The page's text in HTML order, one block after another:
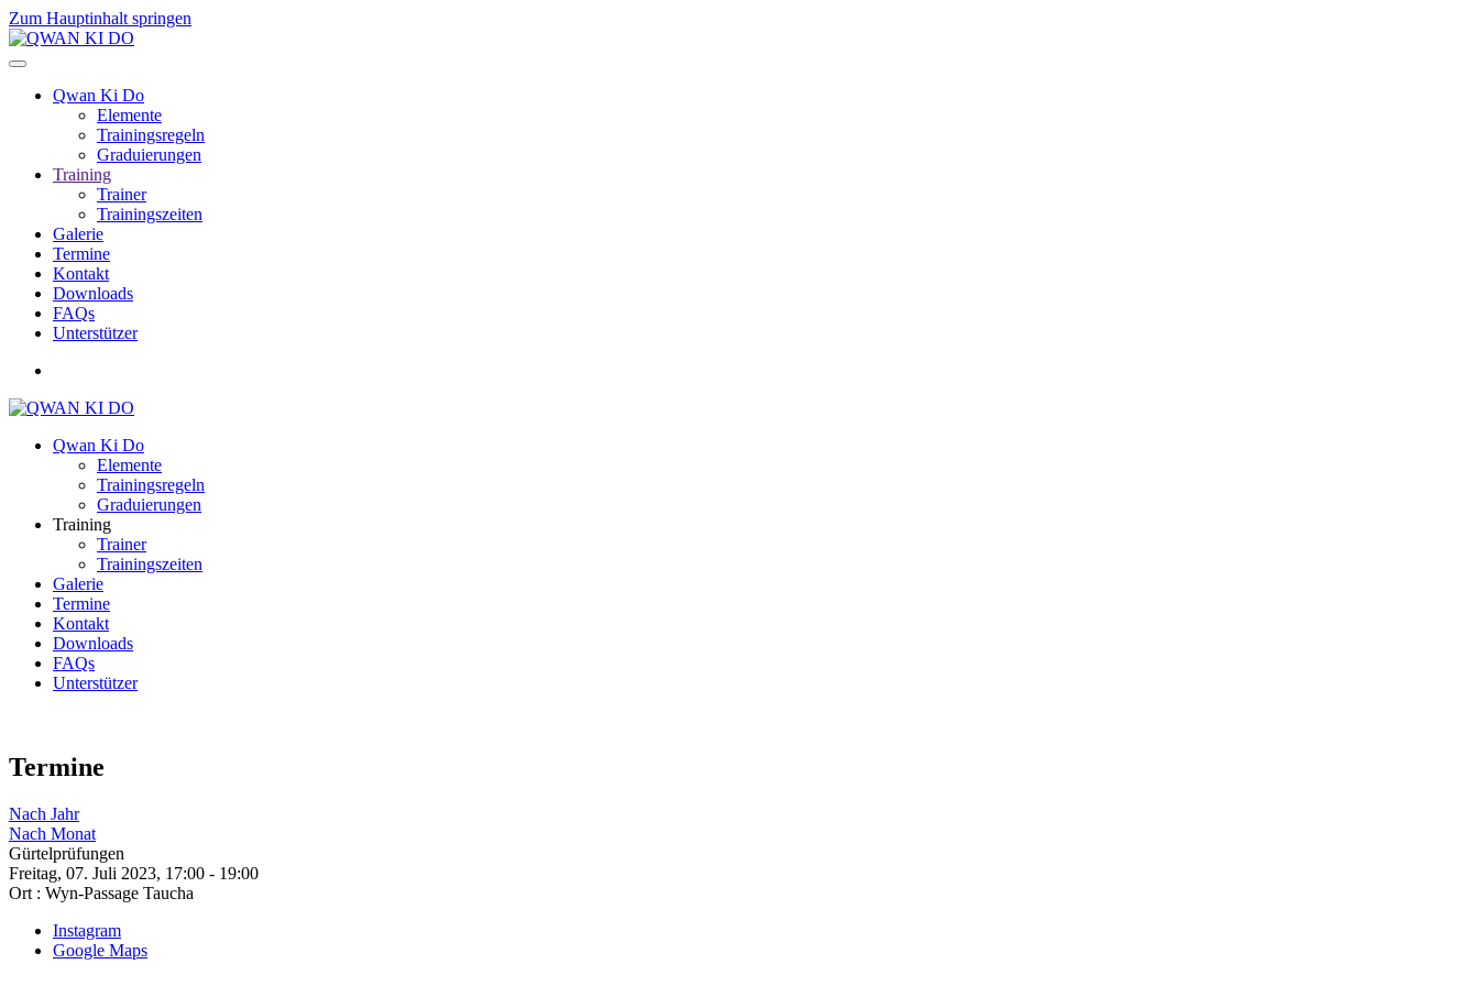
Zum Hauptinhalt springen
Qwan Ki Do
Elemente
Trainingsregeln
Graduierungen
Training
Trainer
Trainingszeiten
Galerie
Termine
Kontakt
Downloads
FAQs
Unterstützer
Qwan Ki Do
Elemente
Trainingsregeln
Graduierungen
Training
Trainer
Trainingszeiten
Galerie
Termine
Kontakt
Downloads
FAQs
Unterstützer
Termine
Nach Jahr
Nach Monat
Gürtelprüfungen
Freitag, 07. Juli 2023, 17:00 - 19:00
Ort : Wyn-Passage Taucha
Instagram
Google Maps